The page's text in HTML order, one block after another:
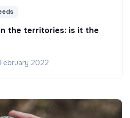
the territories: is it the
2022